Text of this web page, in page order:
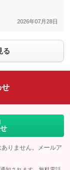
2026年07月28日
る
せ
りません。メールア